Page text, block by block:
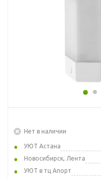
Нет в наличии
УЮТ Астана
Новосибирск, Лента
УЮТ в тц Апорт